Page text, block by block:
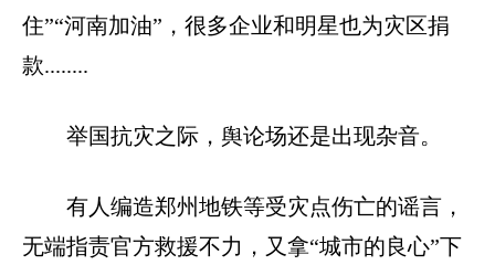
住”“河南加油”，很多企业和明星也为灾区捐
款........
举国抗灾之际，舆论场还是出现杂音。
有人编造郑州地铁等受灾点伤亡的谣言，
无端指责官方救援不力，又拿“城市的良心”下